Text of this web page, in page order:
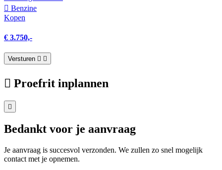
Benzine
Kopen
€ 3.750,-
Versturen
Proefrit inplannen
Bedankt voor je aanvraag
Je aanvraag is succesvol verzonden. We zullen zo snel mogelijk
contact met je opnemen.